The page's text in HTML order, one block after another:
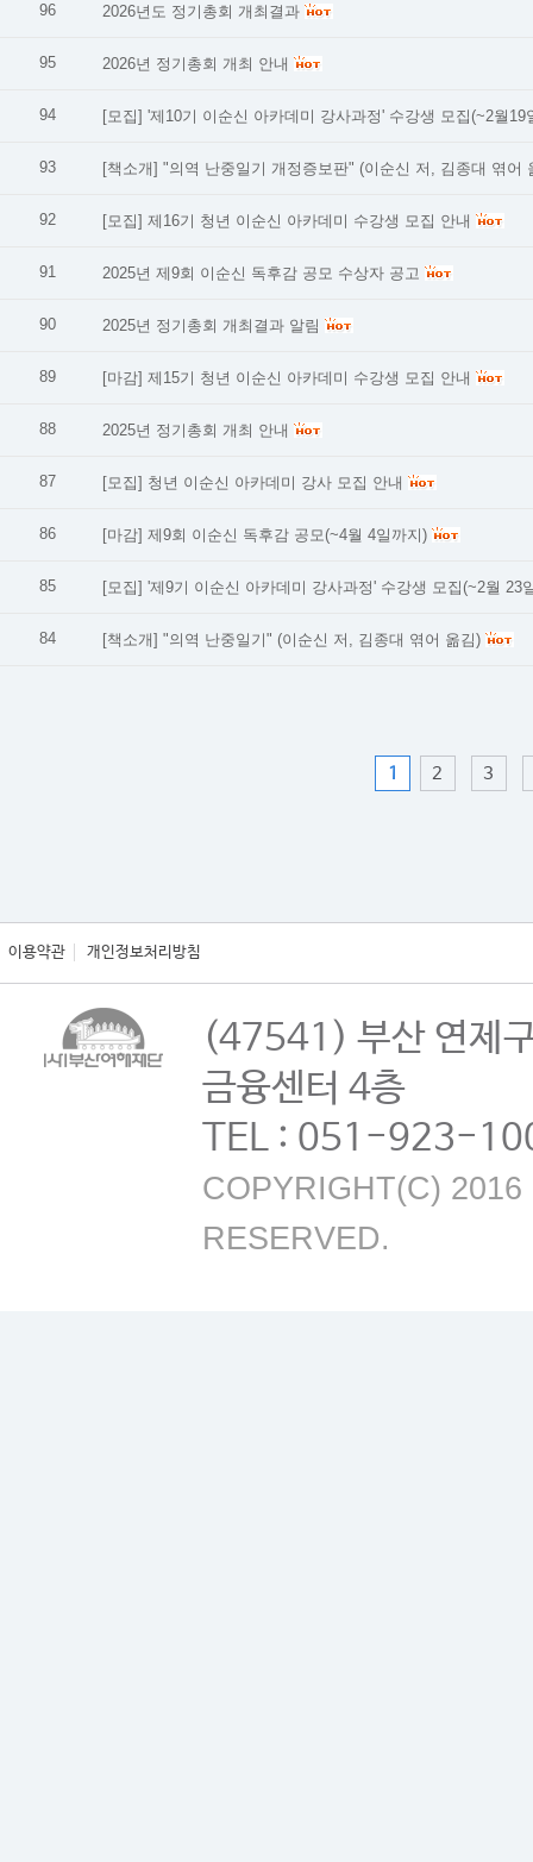
96 2026년도 정기총회 개최결과
95 2026년 정기총회 개최 안내
94 [모집] '제10기 이순신 아카데미 강사과정' 수강생 모집(~2월19
93 [책소개] "의역 난중일기 개정증보판" (이순신 저, 김종대 엮어
92 [모집] 제16기 청년 이순신 아카데미 수강생 모집 안내
91 2025년 제9회 이순신 독후감 공모 수상자 공고
90 2025년 정기총회 개최결과 알림
89 [마감] 제15기 청년 이순신 아카데미 수강생 모집 안내
88 2025년 정기총회 개최 안내
87 [모집] 청년 이순신 아카데미 강사 모집 안내
86 [마감] 제9회 이순신 독후감 공모(~4월 4일까지)
85 [모집] '제9기 이순신 아카데미 강사과정' 수강생 모집(~2월 23
84 [책소개] "의역 난중일기" (이순신 저, 김종대 엮어 옮김)
1 2 3
이용약관 개인정보처리방침
(47541) 부산 연제
금융센터 4층
TEL : 051-923-
COPYRIGHT(C)
RESERVED.